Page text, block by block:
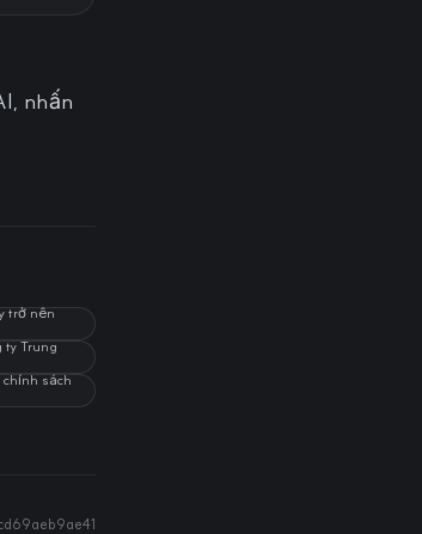
nhấn
trở nên
ty Trung
sách